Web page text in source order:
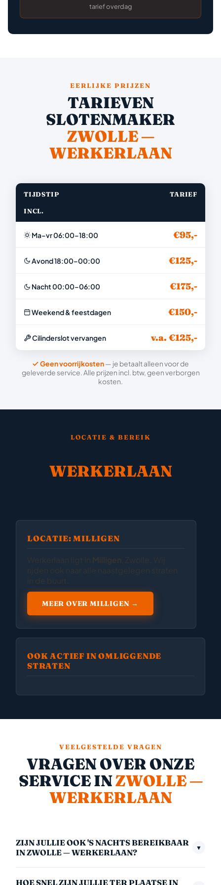
tarief overdag
EERLIJKE PRIJZEN
TARIEVEN
SLOTENMAKER
ZWOLLE —
WERKERLAAN
TIJDSTIP TARIEF
INCL.
Ma–vr 06:00–18:00 €95,-
Avond 18:00–00:00 €125,-
Nacht 00:00–06:00 €175,-
Weekend & feestdagen €150,-
Cilinderslot vervangen v.a. €125,-
Geen voorrijkosten— je betaalt alleen voor de
geleverde service. Alle prijzen incl. btw, geen verborgen
kosten.
LOCATIE & BEREIK
WERKERLAAN
LOCATIE: MILLIGEN
Werkerlaan ligt in Milligen
, Zwolle. Wij
rijden ook naar alle naastgelegen straten
in de buurt.
MEER OVER MILLIGEN →
OOK ACTIEF IN OMLIGGENDE
STRATEN
VEELGESTELDE VRAGEN
VRAGEN OVER ONZE
SERVICE INZWOLLE —
WERKERLAAN
ZIJN JULLIE OOK 'S NACHTS BEREIKBAAR
IN ZWOLLE — WERKERLAAN?
▼
HOE SNEL ZIJN JULLIE TER PLAATSE IN